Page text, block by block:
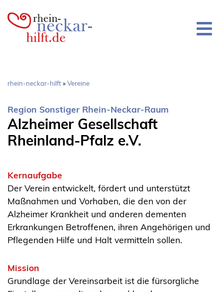
zum
Pfadnavigation
rhein-neckar-hilft Vereine
Region Sonstiger Rhein-Neckar-Raum
Alzheimer Gesellschaft
Rheinland-Pfalz e.V.
Kernaufgabe
Der Verein entwickelt, fördert und unterstützt
Maßnahmen und Vorhaben, die den von der
Alzheimer Krankheit und anderen dementen
Erkrankungen Betroffenen, ihren Angehörigen und
Pflegenden Hilfe und Halt vermitteln sollen.
Mission
Grundlage der Vereinsarbeit ist die fürsorgliche